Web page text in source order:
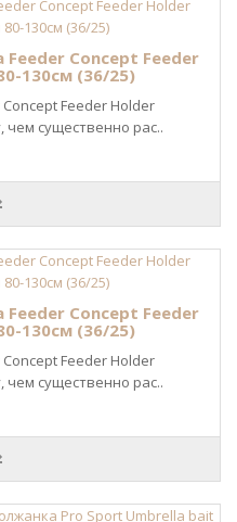
Concept Feeder
130см (36/25)
Feeder Holder
чем существенно рас..
Concept Feeder
130см (36/25)
Feeder Holder
чем существенно рас..